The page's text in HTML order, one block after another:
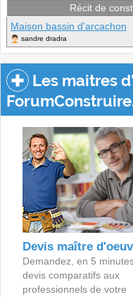
Récit de
Maison bassin d'arcachon
sandre dradra
Les maitres
Devis maître
Demandez, en 5
devis comparatifs aux
professionnels de votre